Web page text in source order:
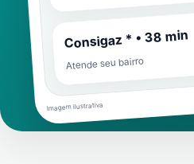
Consigaz * • 38 min
Atende seu bairro
Imagem ilustrativa